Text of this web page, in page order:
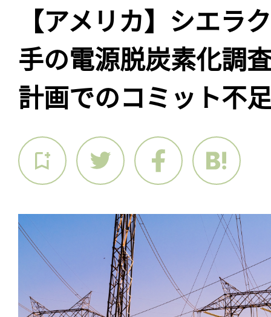
【アメリカ】シエラ
手の電源脱炭素化調
計画でのコミット不